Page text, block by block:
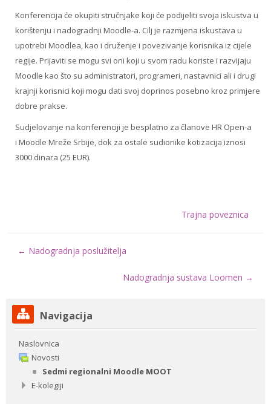
Konferencija će okupiti stručnjake koji će podijeliti svoja iskustva u
korištenju i nadogradnji Moodle-a. Cilj je razmjena iskustava u
upotrebi Moodlea, kao i druženje i povezivanje korisnika iz cijele
regije. Prijaviti se mogu svi oni koji u svom radu koriste i razvijaju
Moodle kao što su administratori, programeri, nastavnici ali i drugi
krajnji korisnici koji mogu dati svoj doprinos posebno kroz primjere
dobre prakse.
Sudjelovanje na konferenciji je besplatno za članove HR Open-a
i Moodle Mreže Srbije, dok za ostale sudionike kotizacija iznosi
3000 dinara (25 EUR).
Trajna poveznica
← Nadogradnja poslužitelja
Nadogradnja sustava Loomen →
Preskoči
NavigacijaNavigacija
Naslovnica
Novosti
Sedmi regionalni Moodle MOOT
E-kolegiji